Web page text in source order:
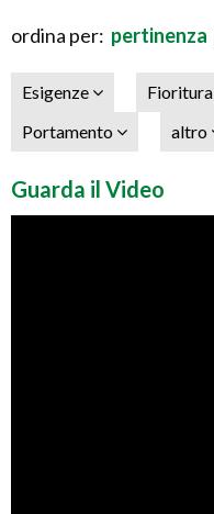
ordina per: pertinenza
Esigenze Fioritura
Portamento
altro
Guarda il Video